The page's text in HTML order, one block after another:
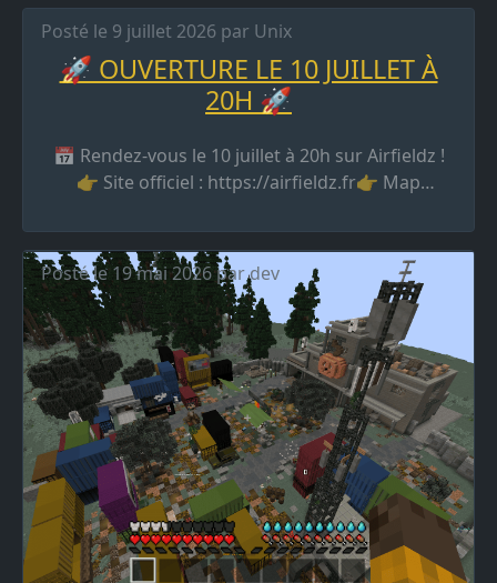
🚀 OUVERTURE LE 10 JUILLET À
20H 🚀
📅 Rendez-vous le 10 juillet à 20h sur Airfieldz !
👉 Site officiel : https://airfieldz.fr👉 Map
pour nous : https://airfieldz.fr/vote 🎁 Pour fêter
ça, des cadeaux de lancement vous attendent en
je...
Posté le 9 juillet 2026 par Unix
Posté le 19 mai 2026 par dev